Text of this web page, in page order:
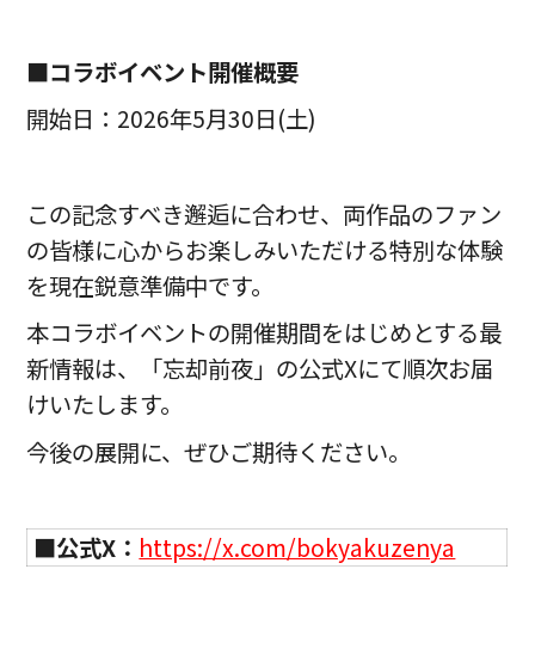
■コラボイベント開催概要
開始日：2026年5月30日(土)
この記念すべき邂逅に合わせ、両作品のファン
の皆様に心からお楽しみいただける特別な体験
を現在鋭意準備中です。
本コラボイベントの開催期間をはじめとする最
新情報は、「忘却前夜」の公式Xにて順次お届
けいたします。
今後の展開に、ぜひご期待ください。
■公式X： https://x.com/bokyakuzenya